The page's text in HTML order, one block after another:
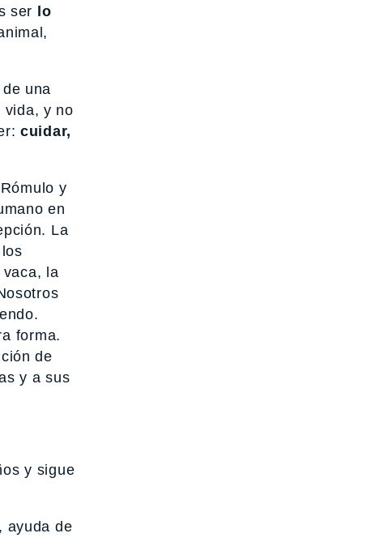
ser lo
una
vida, y no
cuidar,
y
en
La
la
forma.
de
y a sus
y sigue
ayuda de